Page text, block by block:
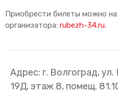
Приобрести билеты можно
организатора: rubezh-34.ru.
Адрес: г. Волгоград,
19Д, этаж 8, помещ.